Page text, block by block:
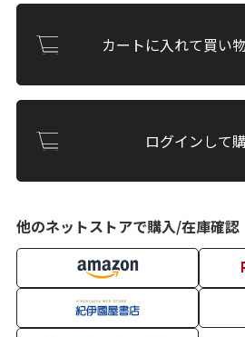
カートに入れて買い
ログインして
他のネットストアで購入/在庫確認